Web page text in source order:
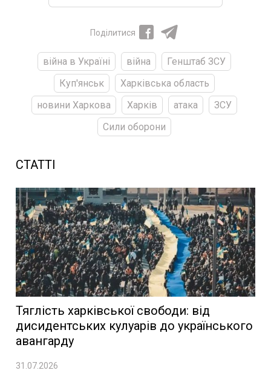
Поділитися
війна в Україні війна
Генштаб ЗСУ
Куп'янськ
Харківська область
новини Харкова
Харків атака
ЗСУ
Сили оборони
СТАТТІ
Тяглість харківської свободи: від
дисидентських кулуарів до українського
авангарду
31.07.2026